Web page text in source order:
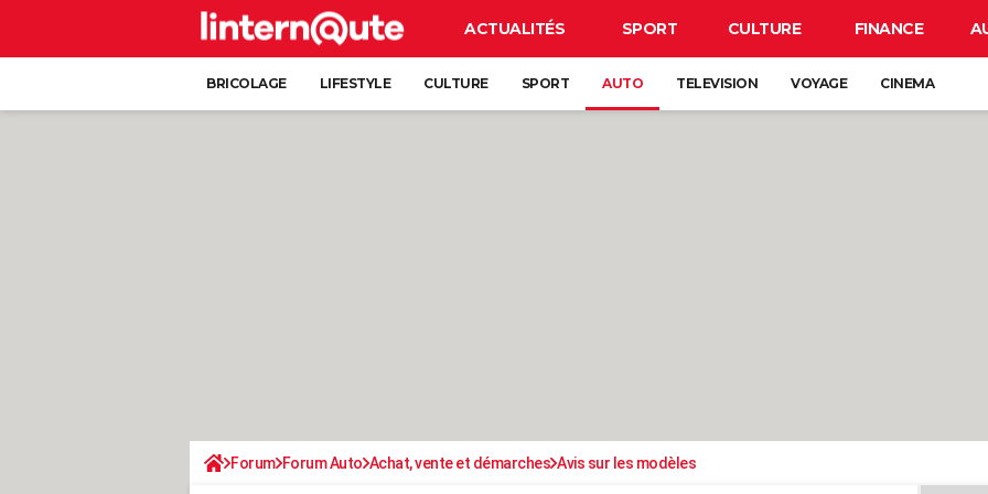
ACTUALITÉS SPORT CULTURE FINANCE
BRICOLAGE LIFESTYLE CULTURE SPORT AUTO TELEVISION VOYAGE CINEMA
Forum Forum Auto Achat, vente et démarches Avis sur les modèles